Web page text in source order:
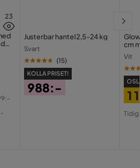
Rektangulär
23
Justerbar hantel 2,5-24 kg
Svart
(15)
KOLLA PRISET!
988:-
cm
Vit
1